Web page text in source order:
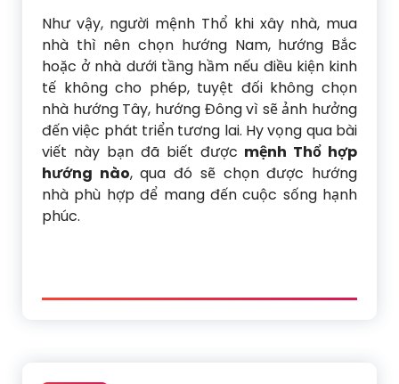
Như vậy, người mệnh Thổ khi xây nhà, mua
nhà thì nên chọn hướng Nam, hướng Bắc
hoặc ở nhà dưới tầng hầm nếu điều kiện kinh
tế không cho phép, tuyệt đối không chọn
nhà hướng Tây, hướng Đông vì sẽ ảnh hưởng
đến việc phát triển tương lai. Hy vọng qua bài
viết này bạn đã biết được mệnh Thổ hợp
hướng nào, qua đó sẽ chọn được hướng
nhà phù hợp để mang đến cuộc sống hạnh
phúc.